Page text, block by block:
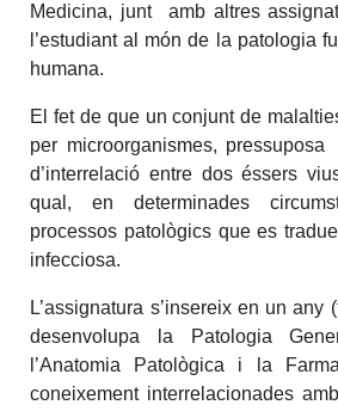
Medicina, junt amb altres
l’estudiant al món de la patologia
humana.
El fet de que un conjunt de
per microorganismes,
d’interrelació entre dos éssers
qual, en determinades
processos patològics que es
infecciosa.
L’assignatura s’insereix en un any
desenvolupa la Patologia
l’Anatomia Patològica i la
coneixement interrelacionades